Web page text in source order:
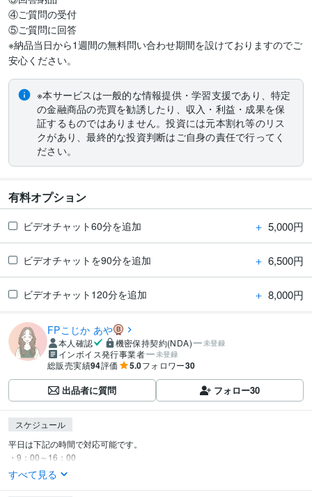
④ご質問の受付
⑤ご質問に回答
※納品当日から1週間の無料問い合わせ期間を設けておりますのでご
※本サービスは一般的な情報提供・学習支援であり、特定
の金融商品の売買を勧誘したり、収入・利益・成果を保
証するものではありません。投資には元本割れ等のリス
クがあり、最終的な投資判断はご自身の責任で行ってく
ださい。
有料オプション
ビデオチャット60分を追加 ＋ 5,000円
ビデオチャットを90分を追加 ＋ 6,500円
ビデオチャット120分を追加 ＋ 8,000円
FPこじか あや
本人確認 機密保持契約(NDA) 未登録
インボイス発行事業者 未登録
総販売実績94評価 5.0フォロワー30
出品者に質問 フォロー30
スケジュール
平日は下記の時間で対応可能です。
・9：00～16：00
すべて見る